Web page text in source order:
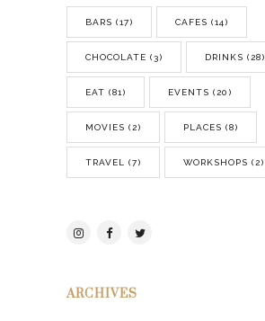
BARS (17) CAFES (14)
CHOCOLATE (3) DRINKS (28)
EAT (81) EVENTS (20)
MOVIES (2) PLACES (8)
TRAVEL (7) WORKSHOPS (2)
ARCHIVES